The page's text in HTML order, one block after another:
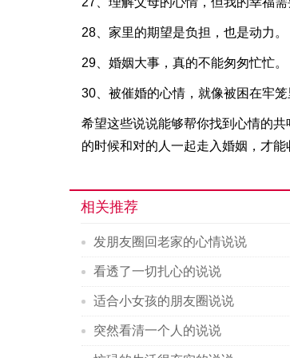
28、家里的期望是负担，也是动力。
29、婚姻大事，真的不能匆匆忙忙。
30、被催婚的心情，就像被困在牢笼
希望这些说说能够帮你找到心情的
的时候和对的人一起走入婚姻，才能
相关推荐
发朋友圈回老家的心情说说
看透了一切扎心的说说
适合小女孩的朋友圈说说
突然看清一个人的说说